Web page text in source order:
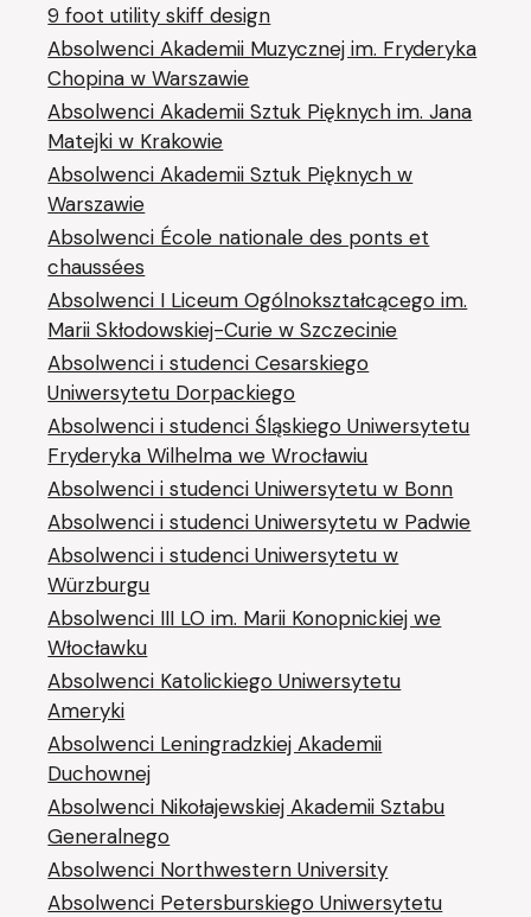
9 foot utility skiff design
Absolwenci Akademii Muzycznej im. Fryderyka
Chopina w Warszawie
Absolwenci Akademii Sztuk Pięknych im. Jana
Matejki w Krakowie
Absolwenci Akademii Sztuk Pięknych w
Warszawie
Absolwenci École nationale des ponts et
chaussées
Absolwenci I Liceum Ogólnokształcącego im.
Marii Skłodowskiej-Curie w Szczecinie
Absolwenci i studenci Cesarskiego
Uniwersytetu Dorpackiego
Absolwenci i studenci Śląskiego Uniwersytetu
Fryderyka Wilhelma we Wrocławiu
Absolwenci i studenci Uniwersytetu w Bonn
Absolwenci i studenci Uniwersytetu w Padwie
Absolwenci i studenci Uniwersytetu w
Würzburgu
Absolwenci III LO im. Marii Konopnickiej we
Włocławku
Absolwenci Katolickiego Uniwersytetu
Ameryki
Absolwenci Leningradzkiej Akademii
Duchownej
Absolwenci Nikołajewskiej Akademii Sztabu
Generalnego
Absolwenci Northwestern University
Absolwenci Petersburskiego Uniwersytetu